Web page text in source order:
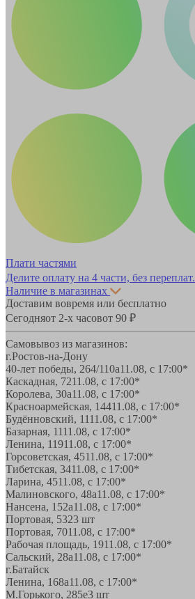
Плати частями
Делите оплату на 4 части, без переплат.
Наличие в магазинах
Доставим вовремя или бесплатно
Сегодняот 2-х часовот 90 ₽
Самовывоз из магазинов:
г.Ростов-на-Дону
40-лет победы, 264/110а11.08, с 17:00*
Каскадная, 7211.08, с 17:00*
Королева, 30а11.08, с 17:00*
Красноармейская, 14411.08, с 17:00*
Будённовский, 1111.08, с 17:00*
Базарная, 1111.08, с 17:00*
Ленина, 11911.08, с 17:00*
Горсоветская, 4511.08, с 17:00*
Тибетская, 3411.08, с 17:00*
Ларина, 4511.08, с 17:00*
Малиновского, 48а11.08, с 17:00*
Нансена, 152а11.08, с 17:00*
Портовая, 5323 шт
Портовая, 7011.08, с 17:00*
Рабочая площадь, 1911.08, с 17:00*
Сальский, 28a11.08, с 17:00*
г.Батайск
Ленина, 168а11.08, с 17:00*
М.Горького, 285е3 шт